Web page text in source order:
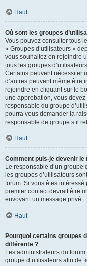
Haut
Où sont les groupes
Vous pouvez consulter tous
« Groupes d’utilisateurs »
vous souhaitez en rejoindre
tous les groupes
Certains peuvent nécessiter
d’autres peuvent même être
rejoindre en cliquant sur le
une approbation, vous
responsable du groupe
pourra vous demander la
responsable de groupe s’il
Haut
Comment puis-je devenir le
Le responsable d’un groupe
les groupes d’utilisateurs
forum. Si vous êtes intéressé
premier contact devrait être
envoyant un message privé.
Haut
Pourquoi certains groupes
différente ?
Les administrateurs du
groupe d’utilisateurs afin de